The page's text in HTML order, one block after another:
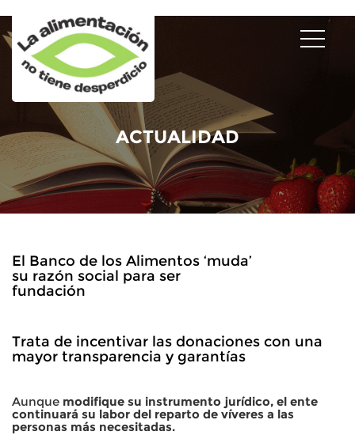
ACTUALIDAD
El Banco de los Alimentos ‘muda’
su razón social para ser
fundación
Trata de incentivar las donaciones con una
mayor transparencia y garantías
Aunque modifique su instrumento jurídico, el ente
continuará su labor del reparto de víveres a las
personas más necesitadas.